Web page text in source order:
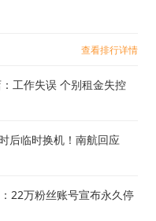
查看排行详情
工作失误 个别租金失控
后临时换机！南航回应
22万粉丝账号宣布永久停